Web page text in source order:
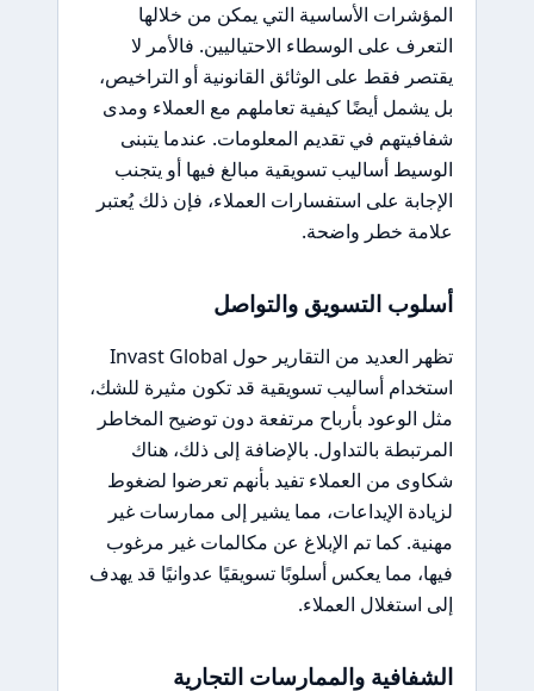
المؤشرات الأساسية التي يمكن من خلالها
التعرف على الوسطاء الاحتياليين. فالأمر لا
يقتصر فقط على الوثائق القانونية أو التراخيص،
بل يشمل أيضًا كيفية تعاملهم مع العملاء ومدى
شفافيتهم في تقديم المعلومات. عندما يتبنى
الوسيط أساليب تسويقية مبالغ فيها أو يتجنب
الإجابة على استفسارات العملاء، فإن ذلك يُعتبر
علامة خطر واضحة.
أسلوب التسويق والتواصل
تظهر العديد من التقارير حول Invast Global
استخدام أساليب تسويقية قد تكون مثيرة للشك،
مثل الوعود بأرباح مرتفعة دون توضيح المخاطر
المرتبطة بالتداول. بالإضافة إلى ذلك، هناك
شكاوى من العملاء تفيد بأنهم تعرضوا لضغوط
لزيادة الإيداعات، مما يشير إلى ممارسات غير
مهنية. كما تم الإبلاغ عن مكالمات غير مرغوب
فيها، مما يعكس أسلوبًا تسويقيًا عدوانيًا قد يهدف
إلى استغلال العملاء.
الشفافية والممارسات التجارية